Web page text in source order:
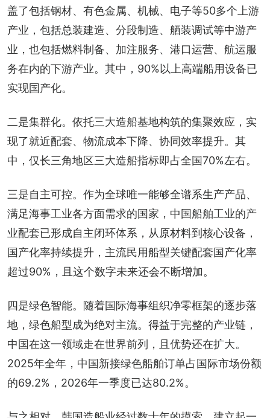
盖了包括钢材、有色金属、机械、电子等50多个上游
产业，包括总装建造、分段制造、舾装调试等中游产
业，也包括燃料制备、加注服务、港口运营、航运服
务在内的下游产业。其中，90%以上高端船用设备已
实现国产化。
二是集群化。依托三大造船基地构筑的集聚效应，实
现了就近配套、物流成本下降、协同效率提升。其
中，仅长三角地区三大造船指标即占全国70%左右。
三是自主可控。作为全球唯一能够全谱系生产产品、
满足海事工业各方面需求的国家，中国船舶工业的产
业配套已形成自主闭环体系，从原材料到核心设备，
国产化率持续提升，主流民用船型关键配套国产化率
超过90%，且这个数字未来还会不断增加。
四是绿色智能。随着国际海事组织净零框架的逐步落
地，绿色船型成为绝对主流。得益于完整的产业链，
中国在这一领域走在世界前列，且优势还在扩大。
2025年全年，中国新接绿色船舶订单占国际市场份额
的69.2%，2026年一季度已达80.2%。